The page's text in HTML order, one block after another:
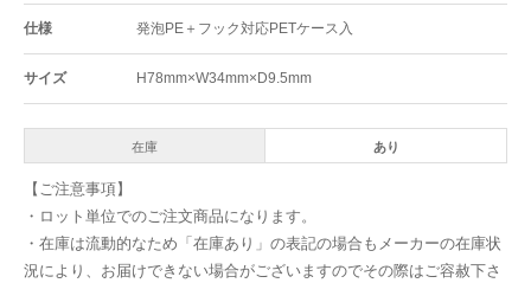
仕様 発泡PE＋フック対応PETケース入
サイズ H78mm×W34mm×D9.5mm
在庫 あり
【ご注意事項】
・ロット単位でのご注文商品になります。
・在庫は流動的なため「在庫あり」の表記の場合もメーカーの在庫状
況により、お届けできない場合がございますのでその際はご容赦下さ